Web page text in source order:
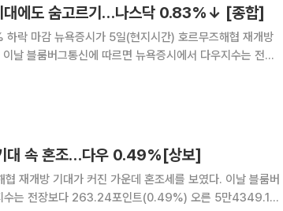
대에도 숨고르기…나스닥 0.83%↓ [종합]
르무즈해협 재개방
, 기술주
대 속 혼조…다우 0.49%[상보]
방 기대가 커진 가운데 혼조세를 보였다. 이날 블룸버
수는 전장보다 263.24포인트(0.49%) 오른 5만4349.12